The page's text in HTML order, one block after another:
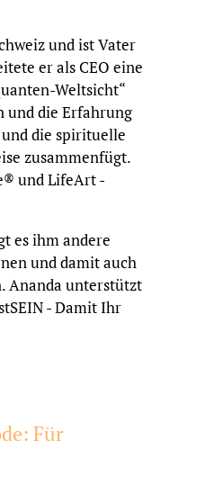
und ist Vater
er als CEO eine
Weltsicht“
und die Erfahrung
die spirituelle
zusammenfügt.
und LifeArt -
es ihm andere
und damit auch
Ananda unterstützt
- Damit Ihr
Für